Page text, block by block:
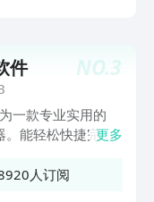
；•云FAS（会计
证、表等会计业务
一体化管理；
NO.3
件
一款专业实用的
能轻松快捷完成
签名。强大绿色
更多
人订阅